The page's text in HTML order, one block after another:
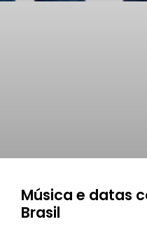
Música e datas
Brasil